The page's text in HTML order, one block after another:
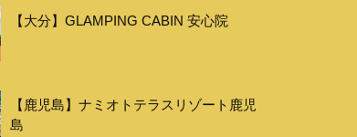
【大分】GLAMPING CABIN 安心院
【鹿児島】ナミオトテラスリゾート鹿児
島